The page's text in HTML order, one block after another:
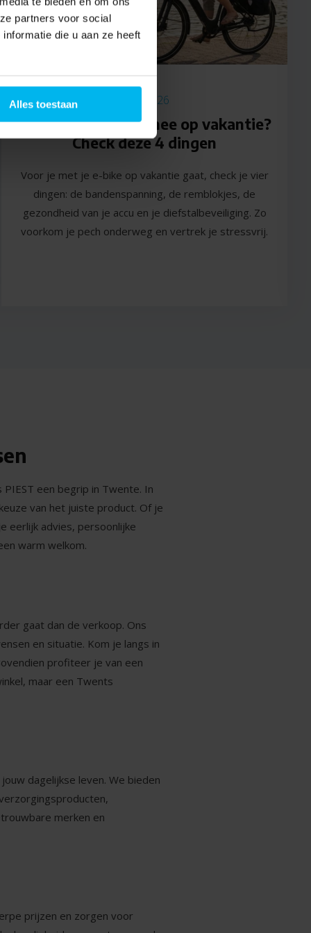
partners voor social
die u aan ze heeft
Alles toestaan 3 Juli 2026
Neem je de e-bike mee op vakantie?
Check deze 4 dingen
Voor je met je e-bike op vakantie gaat, check je vier
dingen: de bandenspanning, de remblokjes, de
gezondheid van je accu en je diefstalbeveiliging. Zo
voorkom je pech onderweg en vertrek je stressvrij.
een begrip in Twente. In
van het juiste product. Of je
eerlijk advies, persoonlijke
warm welkom.
gaat dan de verkoop. Ons
en situatie. Kom je langs in
profiteer je van een
maar een Twents
dagelijkse leven. We bieden
merken en
prijzen en zorgen voor